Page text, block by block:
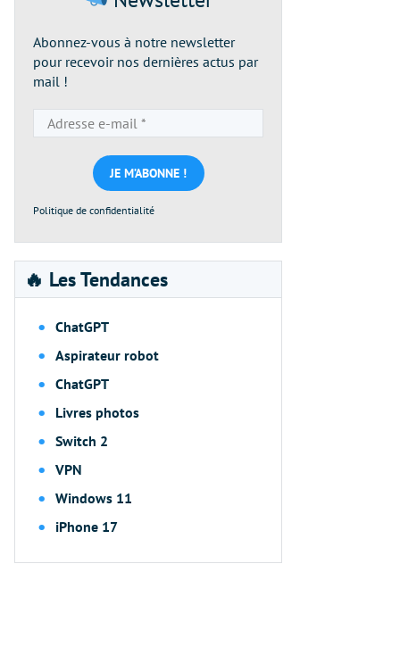
Abonnez-vous à notre newsletter
pour recevoir nos dernières actus par
mail !
e-
mail
*
Politique de confidentialité
🔥 Les Tendances
ChatGPT
Aspirateur robot
ChatGPT
Livres photos
Switch 2
VPN
Windows 11
iPhone 17